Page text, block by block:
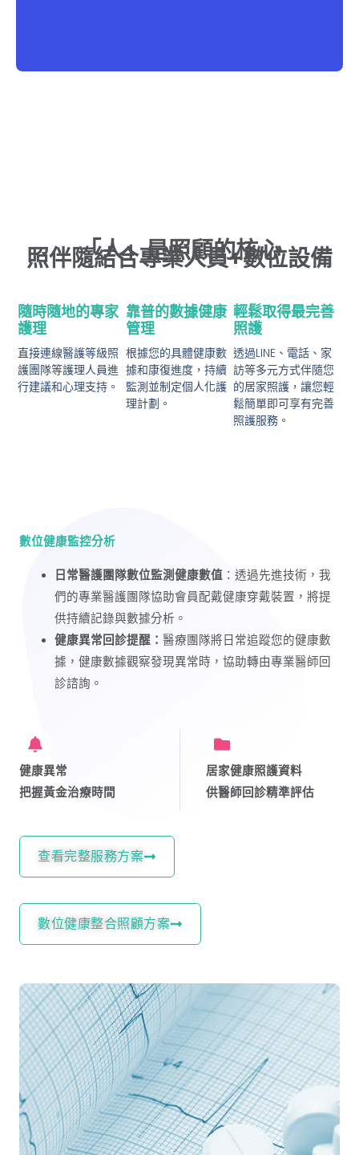
照伴隨結合專業人員+數位設備
「人」是照顧的核心
隨時隨地的專家
護理
直接連線醫護等級照
護團隊等護理人員進
行建議和心理支持。
靠普的數據健康
管理
根據您的具體健康數
據和康復進度，持續
監測並制定個人化護
理計劃。
輕鬆取得最完善
照護
透過LINE、電話、家
訪等多元方式伴隨您
的居家照護，讓您輕
鬆簡單即可享有完善
照護服務。
數位健康監控分析
日常醫護團隊數位監測健康數值：透過先進技術，我
們的專業醫護團隊協助會員配戴健康穿戴裝置，將提
供持續記錄與數據分析。
健康異常回診提醒： 醫療團隊將 日常追蹤您的健康數
據， 健康數據觀察發現異常時，協助轉由專業醫師回
診諮詢。
健康異常
把握黃金治療時間
居家健康照護資料
供醫師回診精準評估
查看完整服務方案
數位健康整合照顧方案